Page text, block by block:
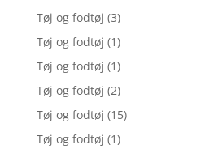
Tøj og fodtøj (3)
Tøj og fodtøj (1)
Tøj og fodtøj (1)
Tøj og fodtøj (2)
Tøj og fodtøj (15)
Tøj og fodtøj (1)